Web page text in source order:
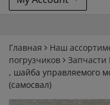
Главная Наш
погрузчиков
Запчасти
, шайба управляемого
(самосвал)